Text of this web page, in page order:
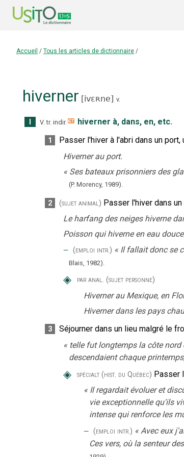
Accueil / Tous les articles de dictionnaire /
hiverner [ivɛʀne] v.
V. tr. indir. hiverner à, dans, en, etc.
1
Passer l'hiver à l'abri dans un
Hiverner au port.
« Ses bateaux prisonniers des
(P. Morency, 1989).
2 (sujet animal) Passer l'hiver dans
Le harfang des neiges hiverne
Poisson qui hiverne en eau
‒ (emploi intr.) « Il fallait donc se
Blais, 1982).
◈ par anal. (sujet personne)
Hiverner au Mexique, en
Hiverner dans les pays
3
Séjourner dans un lieu malgré le
« telle fut longtemps la côte nord
descendaient chaque
◈ spécialt (hist. du Québec) Passer
« Il regardait évoluer et
vie exceptionnelle qu'ils
intense qui renforce les
‒ (emploi intr.) « Avec eux
Ces vers, où la senteur